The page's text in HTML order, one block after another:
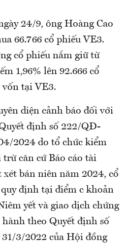
24/9, ông Hoàng Cao
66.766 cổ phiếu VE3.
cổ phiếu nắm giữ từ
1,96% lên 92.666 cổ
vốn tại VE3.
diện cảnh báo đối với
định số 222/QĐ-
2024 do tổ chức kiểm
căn cứ Báo cáo tài
bán niên năm 2024, cổ
định tại điểm c khoản
yết và giao dịch chứng
theo Quyết định số
3/2022 của Hội đồng